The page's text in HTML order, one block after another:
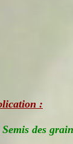
:
Semis des